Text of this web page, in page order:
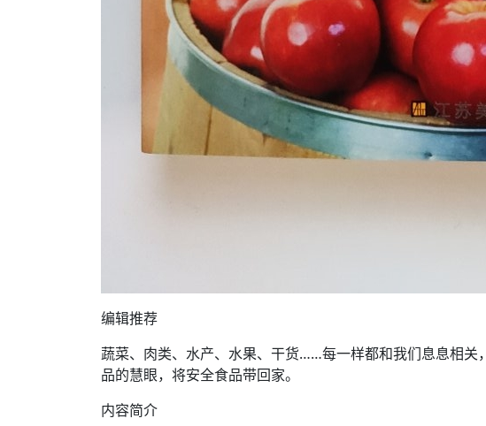
编辑推荐
蔬菜、肉类、水产、水果、干货……每一样都和我们息息相
品的慧眼，将安全食品带回家。
内容简介